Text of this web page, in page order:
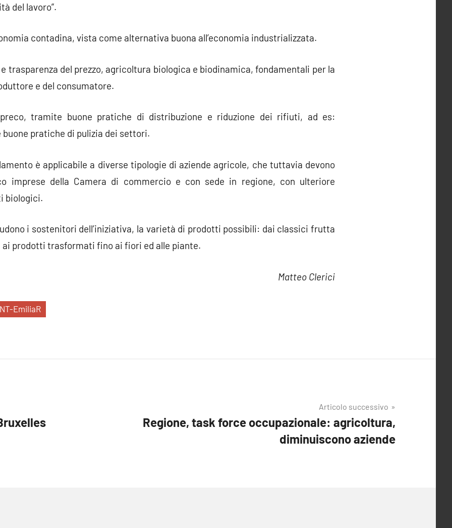
del lavoro”.
contadina, vista come alternativa buona all’economia industrializzata.
trasparenza del prezzo, agricoltura biologica e biodinamica, fondamentali per la
e del consumatore.
tramite buone pratiche di distribuzione e riduzione dei rifiuti, ad es:
pratiche di pulizia dei settori.
è applicabile a diverse tipologie di aziende agricole, che tuttavia devono
imprese della Camera di commercio e con sede in regione, con ulteriore
biologici.
i sostenitori dell’iniziativa, la varietà di prodotti possibili: dai classici frutta
ai prodotti trasformati fino ai fiori ed alle piante.
Matteo Clerici
EmiliaR
Articolo successivo
Regione, task force occupazionale: agricoltura,
diminuiscono aziende